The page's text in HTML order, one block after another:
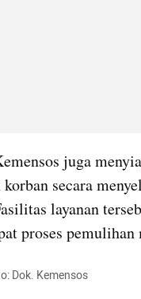
juga
secara
layanan
proses
Dok. Kemensos